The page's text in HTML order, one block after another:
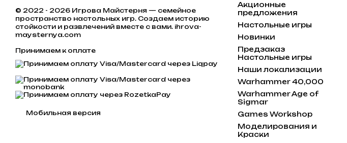
© 2022 - 2026 Игрова Майстерня — семейное
пространство настольных игр. Создаем историю
стойкости и развлечений вместе с вами. ihrova-
maysternya.com
Принимаем к оплате
Мобильная версия
Акционные
предложения
Настольные игры
Новинки
Предзаказ
Настольные игры
Наши локализации
Warhammer 40,000
Warhammer Age of
Sigmar
Games Workshop
Моделирования и
Краски